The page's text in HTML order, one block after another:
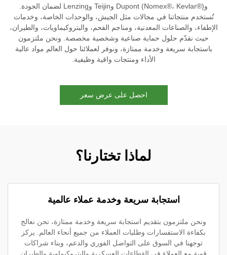
وDupont (Nomex®، Kevlar®) وTeijin وLenzing لضمان الجودة.
تُستخدم منتجاتنا في مجالات مثل الجيش، والوحدات الخاصة، وخدمات
الإطفاء، والصناعات المعدنية، ومناجم الفحم، والبتروكيماويات، والطيران،
حيث نقدّم حلول حماية صناعية وشخصية مخصصة. ونحن ملتزمون
باستجابة سريعة وخدمة ممتازة، ونوفر لعملائنا حول العالم مواد عالية
الأداء ومنتجات واقية وظيفية.
احصل على عرض سعر
لماذا تختارنا؟
استجابة سريعة وخدمة عملاء عالمية
ونحن ملتزمون بتقديم استجابة سريعة وخدمة ممتازة، نحن نعالج
بكفاءة الاستفسارات وطلبات العملاء من جميع أنحاء العالم. يركز
توجهنا في السوق على التواصل الفوري والدعم، وبناء شراكات
قوية مع العملاء في القطاعات العسكرية والبتروكيماوية والطيران